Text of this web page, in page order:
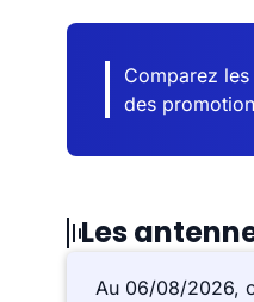
Comparez
des
Les
Au 06/08/2026,